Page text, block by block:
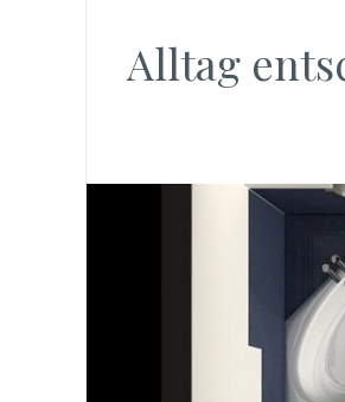
Alltag